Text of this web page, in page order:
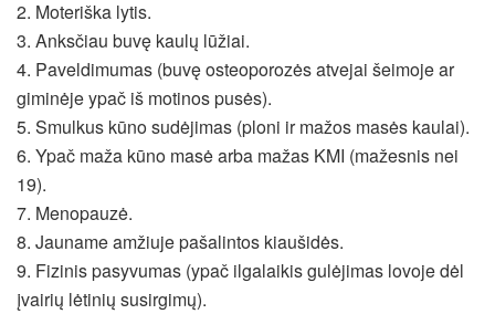
2. Moteriška lytis.
3. Anksčiau buvę kaulų lūžiai.
4. Paveldimumas (buvę osteoporozės atvejai šeimoje ar
giminėje ypač iš motinos pusės).
5. Smulkus kūno sudėjimas (ploni ir mažos masės kaulai).
6. Ypač maža kūno masė arba mažas KMI (mažesnis nei
19).
7. Menopauzė.
8. Jauname amžiuje pašalintos kiaušidės.
9. Fizinis pasyvumas (ypač ilgalaikis gulėjimas lovoje dėl
įvairių lėtinių susirgimų).